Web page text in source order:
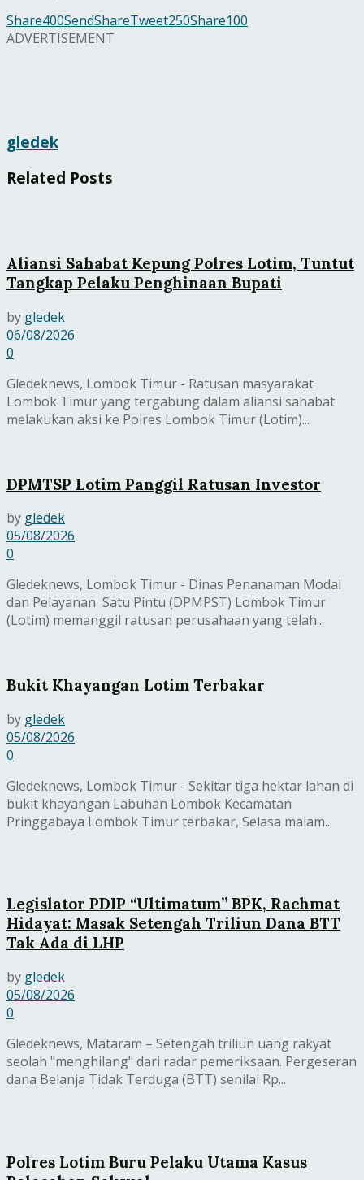
Share400SendShareTweet250Share100
ADVERTISEMENT
gledek
Related Posts
Aliansi Sahabat Kepung Polres Lotim, Tuntut
Tangkap Pelaku Penghinaan Bupati
by gledek
06/08/2026
0
Gledeknews, Lombok Timur - Ratusan masyarakat
Lombok Timur yang tergabung dalam aliansi sahabat
melakukan aksi ke Polres Lombok Timur (Lotim)...
DPMTSP Lotim Panggil Ratusan Investor
by gledek
05/08/2026
0
Gledeknews, Lombok Timur - Dinas Penanaman Modal
dan Pelayanan Satu Pintu (DPMPST) Lombok Timur
(Lotim) memanggil ratusan perusahaan yang telah...
Bukit Khayangan Lotim Terbakar
by gledek
05/08/2026
0
Gledeknews, Lombok Timur - Sekitar tiga hektar lahan di
bukit khayangan Labuhan Lombok Kecamatan
Pringgabaya Lombok Timur terbakar, Selasa malam...
Legislator PDIP “Ultimatum” BPK, Rachmat
Hidayat: Masak Setengah Triliun Dana BTT
Tak Ada di LHP
by gledek
05/08/2026
0
Gledeknews, Mataram – Setengah triliun uang rakyat
seolah "menghilang" dari radar pemeriksaan. Pergeseran
dana Belanja Tidak Terduga (BTT) senilai Rp...
Polres Lotim Buru Pelaku Utama Kasus